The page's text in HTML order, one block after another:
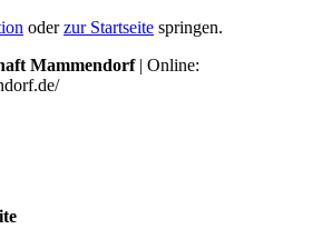
oderzur Startseite springen.
Mammendorf| Online: